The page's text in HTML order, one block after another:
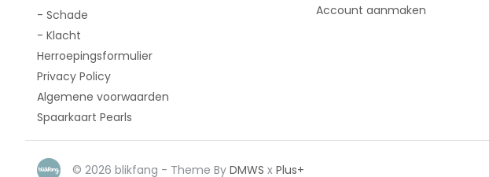
- Schade
- Klacht
Herroepingsformulier
Privacy Policy
Algemene voorwaarden
Spaarkaart Pearls
Account aanmaken
© 2026 blikfang - Theme By DMWS x Plus+